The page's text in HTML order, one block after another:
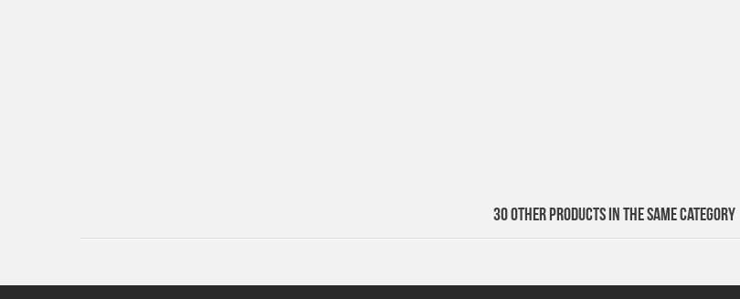
30 OTHER PRODUCTS IN THE SAME CATEGORY